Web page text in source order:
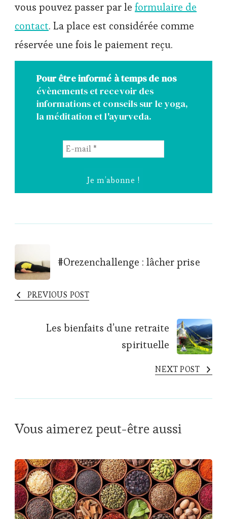
vous pouvez passer par le formulaire de
contact. La place est considérée comme
réservée une fois le paiement reçu.
Pour être informé à temps de nos
évènements et recevoir des
informations et conseils sur le yoga,
la méditation et l'ayurveda.
*
Post
Navigation
#Orezenchallenge : lâcher prise
PREVIOUS POST
Les bienfaits d’une retraite
spirituelle
NEXT POST
Vous aimerez peut-être aussi